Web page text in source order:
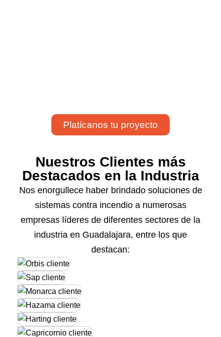
Platícanos tu proyecto
Nuestros Clientes más
Destacados en la Industria
Nos enorgullece haber brindado soluciones de
sistemas contra incendio a numerosas
empresas líderes de diferentes sectores de la
industria en Guadalajara, entre los que
destacan: